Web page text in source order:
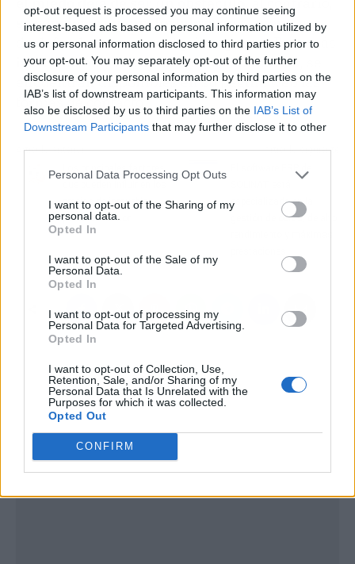
opt-out request is processed you may continue seeing
interest-based ads based on personal information utilized by
us or personal information disclosed to third parties prior to
your opt-out. You may separately opt-out of the further
disclosure of your personal information by third parties on the
IAB’s list of downstream participants. This information may
also be disclosed by us to third parties on the IAB’s List of
Downstream Participants that may further disclose it to other
Personal Data Processing Opt Outs
I want to opt-out of the Sharing of my
personal data.
Opted In
I want to opt-out of the Sale of my
Personal Data.
Opted In
I want to opt-out of processing my
Personal Data for Targeted Advertising.
Opted In
I want to opt-out of Collection, Use,
Retention, Sale, and/or Sharing of my
Personal Data that Is Unrelated with the
Purposes for which it was collected.
Opted Out
CONFIRM
se convierte en una fortaleza en el momento
de defenderse ante cualquier agresor. Para más
información y contratación de seminarios, se
encuentran disponibles en su página web las
formas de contacto.
Artículo anterior
Los principales factores
precios de inmuebles,
por RealAdvisor
Artículo siguiente
especializado en la
gestión de obras, de alto